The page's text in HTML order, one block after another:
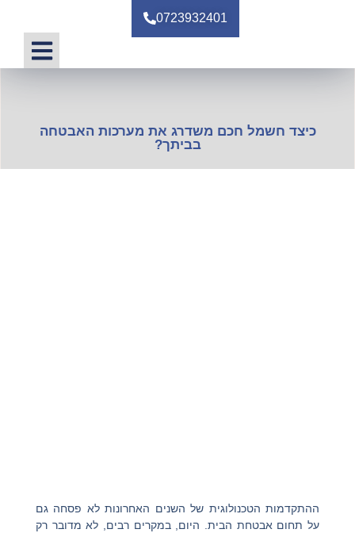
0723932401
כיצד חשמל חכם משדרג את מערכות האבטחה
בביתך?
ההתקדמות הטכנולוגית של השנים האחרונות לא פסחה גם
על תחום אבטחת הבית. היום, במקרים רבים, לא מדובר רק